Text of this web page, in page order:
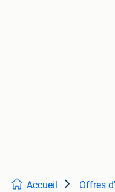
Accueil Offres